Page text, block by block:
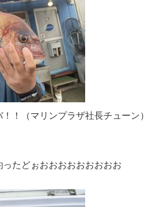
！（マリンプラザ社長チューン）
たどぉおおおおおおおおお